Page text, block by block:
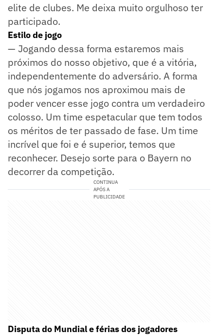
elite de clubes. Me deixa muito orgulhoso ter
participado.
Estilo de jogo
— Jogando dessa forma estaremos mais
próximos do nosso objetivo, que é a vitória,
independentemente do adversário. A forma
que nós jogamos nos aproximou mais de
poder vencer esse jogo contra um verdadeiro
colosso. Um time espetacular que tem todos
os méritos de ter passado de fase. Um time
incrível que foi e é superior, temos que
reconhecer. Desejo sorte para o Bayern no
decorrer da competição.
CONTINUA
APÓS A
PUBLICIDADE
Disputa do Mundial e férias dos jogadores